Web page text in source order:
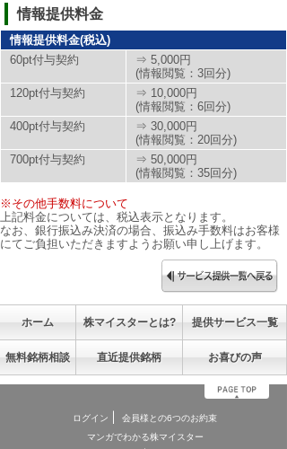
情報提供料金
情報提供料金(税込)
60pt付与契約
⇒ 5,000円
(情報閲覧：3回分)
120pt付与契約
⇒ 10,000円
(情報閲覧：6回分)
400pt付与契約
⇒ 30,000円
(情報閲覧：20回分)
700pt付与契約
⇒ 50,000円
(情報閲覧：35回分)
※その他手数料について
上記料金については、税込表示となります。
なお、銀行振込み決済の場合、振込み手数料はお客様
にてご負担いただきますようお願い申し上げます。
ホーム 株マイスターとは? 提供サービス一覧
無料銘柄相談 直近提供銘柄 お喜びの声
ログイン
会員様との6つのお約束
マンガでわかる株マイスター